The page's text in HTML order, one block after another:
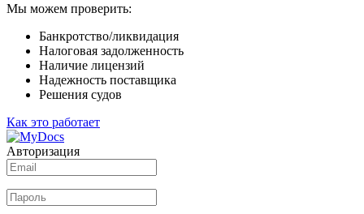
Мы можем проверить:
Банкротство/ликвидация
Налоговая задолженность
Наличие лицензий
Надежность поставщика
Решения судов
Как это работает
Авторизация